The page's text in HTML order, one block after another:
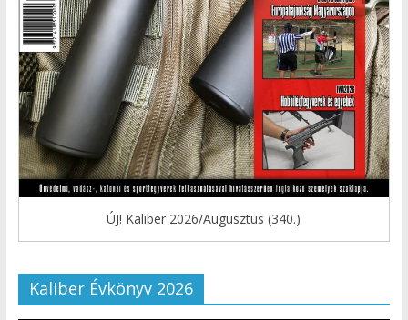
ÚJ! Kaliber 2026/Augusztus (340.)
Kaliber Évkönyv 2026